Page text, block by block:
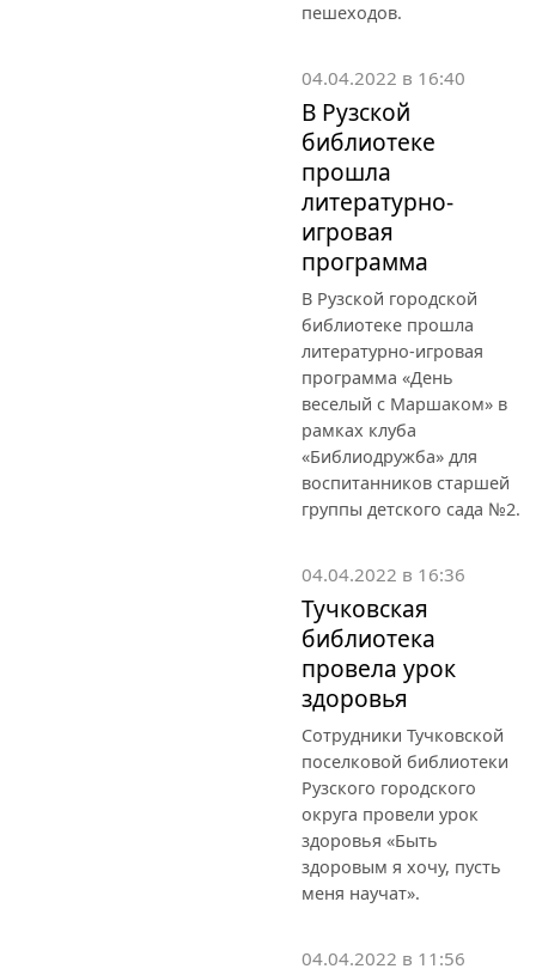
пешеходов.
04.04.2022 в 16:40
В Рузской
библиотеке
прошла
литературно-
игровая
программа
В Рузской городской
библиотеке прошла
литературно-игровая
программа «День
веселый с Маршаком» в
рамках клуба
«Библиодружба» для
воспитанников старшей
группы детского сада №2.
04.04.2022 в 16:36
Тучковская
библиотека
провела урок
здоровья
Сотрудники Тучковской
поселковой библиотеки
Рузского городского
округа провели урок
здоровья «Быть
здоровым я хочу, пусть
меня научат».
04.04.2022 в 11:56